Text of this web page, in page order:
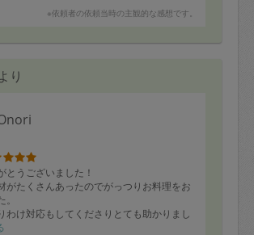
※依頼者の依頼当時の主観的な感想です。
り
とうございました！
がたくさんあったのでがっつりお料理をお
わけ対応もしてくださりとても助かりまし